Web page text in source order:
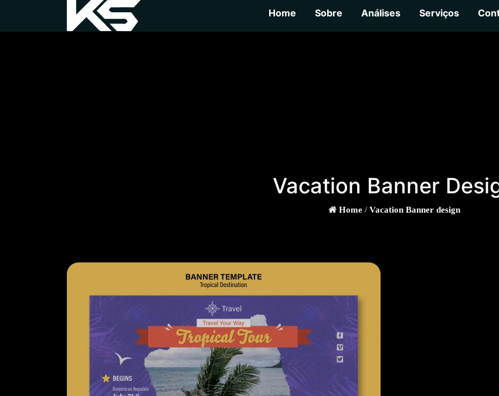
Home Sobre Análises Serviços
Vacation Banner
Home /Vacation Banner design